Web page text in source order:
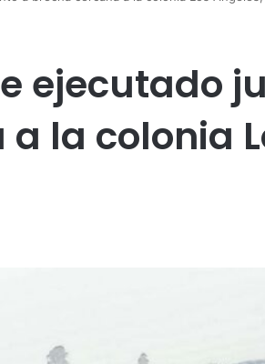
ejecutado
la colonia